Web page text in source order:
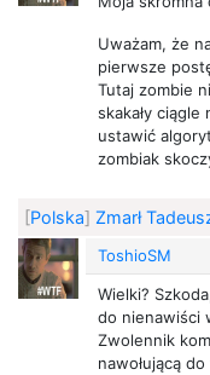
Uważam, że
pierwsze
Tutaj zombie
skakały
ustawić
zombiak
[Polska] Zmarł
ToshioSM
Wielki?
do nienawiści
Zwolennik
nawołującą